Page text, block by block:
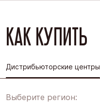
КАК КУПИТЬ
Дистрибьюторские центры
Выберите регион: